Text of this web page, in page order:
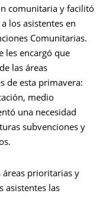
comunitaria y facilitó
los asistentes en
Comunitarias.
les encargó que
las áreas
de esta primavera:
medio
una necesidad
subvenciones y
áreas prioritarias y
asistentes las